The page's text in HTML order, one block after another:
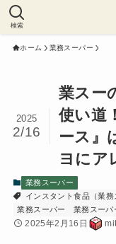
検索
ホーム 業務スーパー
業スー
使い道
ース』
ヨにア
2025
2/16
業務スーパー
インスタント食品（業務
業務スーパー
業務スーパ
2025年2月16日